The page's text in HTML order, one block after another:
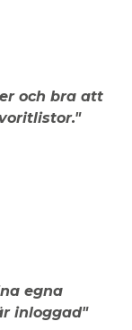
och bra att
egna
inloggad"